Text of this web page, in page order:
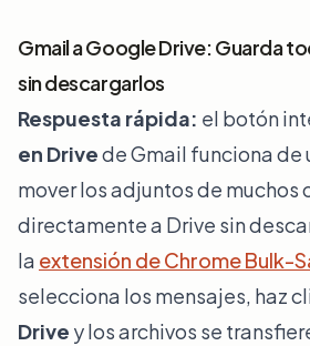
Gmail a Google Drive: Guarda
sin descargarlos
Respuesta rápida: el botón
en Drivede Gmail funciona de
mover los adjuntos de muchos
directamente a Drive sin
la extensión de Chrome Bulk-
selecciona los mensajes, haz
Drive y los archivos se